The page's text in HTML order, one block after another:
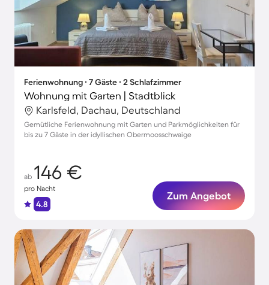
Ferienwohnung ∙ 7 Gäste ∙ 2 Schlafzimmer
Wohnung mit Garten | Stadtblick
Karlsfeld, Dachau, Deutschland
Gemütliche Ferienwohnung mit Garten und Parkmöglichkeiten für
bis zu 7 Gäste in der idyllischen Obermoosschwaige
ab 146 €
pro Nacht
4.8
Zum Angebot